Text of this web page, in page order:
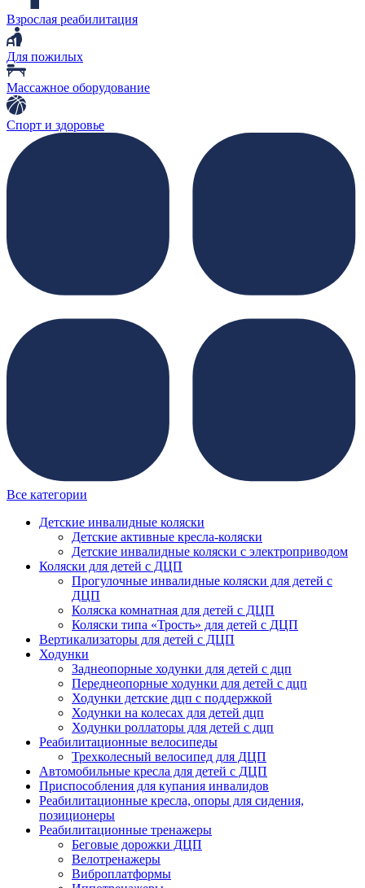
Взрослая реабилитация
Для пожилых
Массажное оборудование
Спорт и здоровье
Все категории
Детские инвалидные коляски
Детские активные кресла-коляски
Детские инвалидные коляски с электроприводом
Коляски для детей с ДЦП
Прогулочные инвалидные коляски для детей с
ДЦП
Коляска комнатная для детей с ДЦП
Коляски типа «Трость» для детей с ДЦП
Вертикализаторы для детей с ДЦП
Ходунки
Заднеопорные ходунки для детей с дцп
Переднеопорные ходунки для детей с дцп
Ходунки детские дцп с поддержкой
Ходунки на колесах для детей дцп
Ходунки роллаторы для детей с дцп
Реабилитационные велосипеды
Трехколесный велосипед для ДЦП
Автомобильные кресла для детей с ДЦП
Приспособления для купания инвалидов
Реабилитационные кресла, опоры для сидения,
позиционеры
Реабилитационные тренажеры
Беговые дорожки ДЦП
Велотренажеры
Виброплатформы